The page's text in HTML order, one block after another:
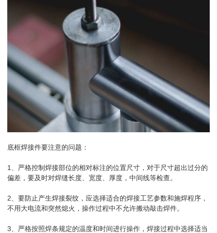
底框焊接件要注意的问题：
1、严格控制焊接部位的相对标注的位置尺寸，对于尺寸超出过分的
偏差，要及时对焊缝长度、宽度、厚度，中间线等检查。
2、要防止产生焊接裂纹，应选择适合的焊接工艺参数和施焊程序，
不用大电流和突然熄火，操作过程中不允许搬动敲击焊件。
3、严格按照焊条规定的温度和时间进行操作，焊接过程中选择适当